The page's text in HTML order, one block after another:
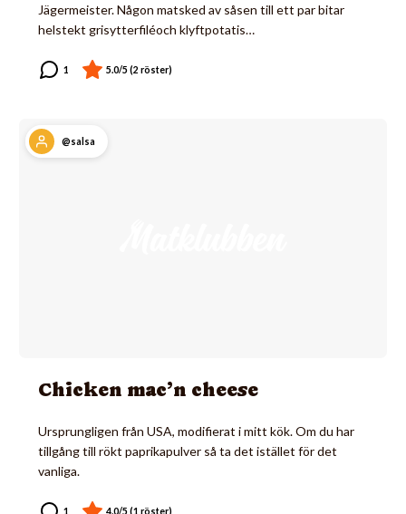
Jägermeister. Någon matsked av såsen till ett par bitar
helstekt grisytterfiléoch klyftpotatis…
@salsa
Chicken mac’n cheese
Ursprungligen från USA, modifierat i mitt kök. Om du har
tillgång till rökt paprikapulver så ta det istället för det
vanliga.